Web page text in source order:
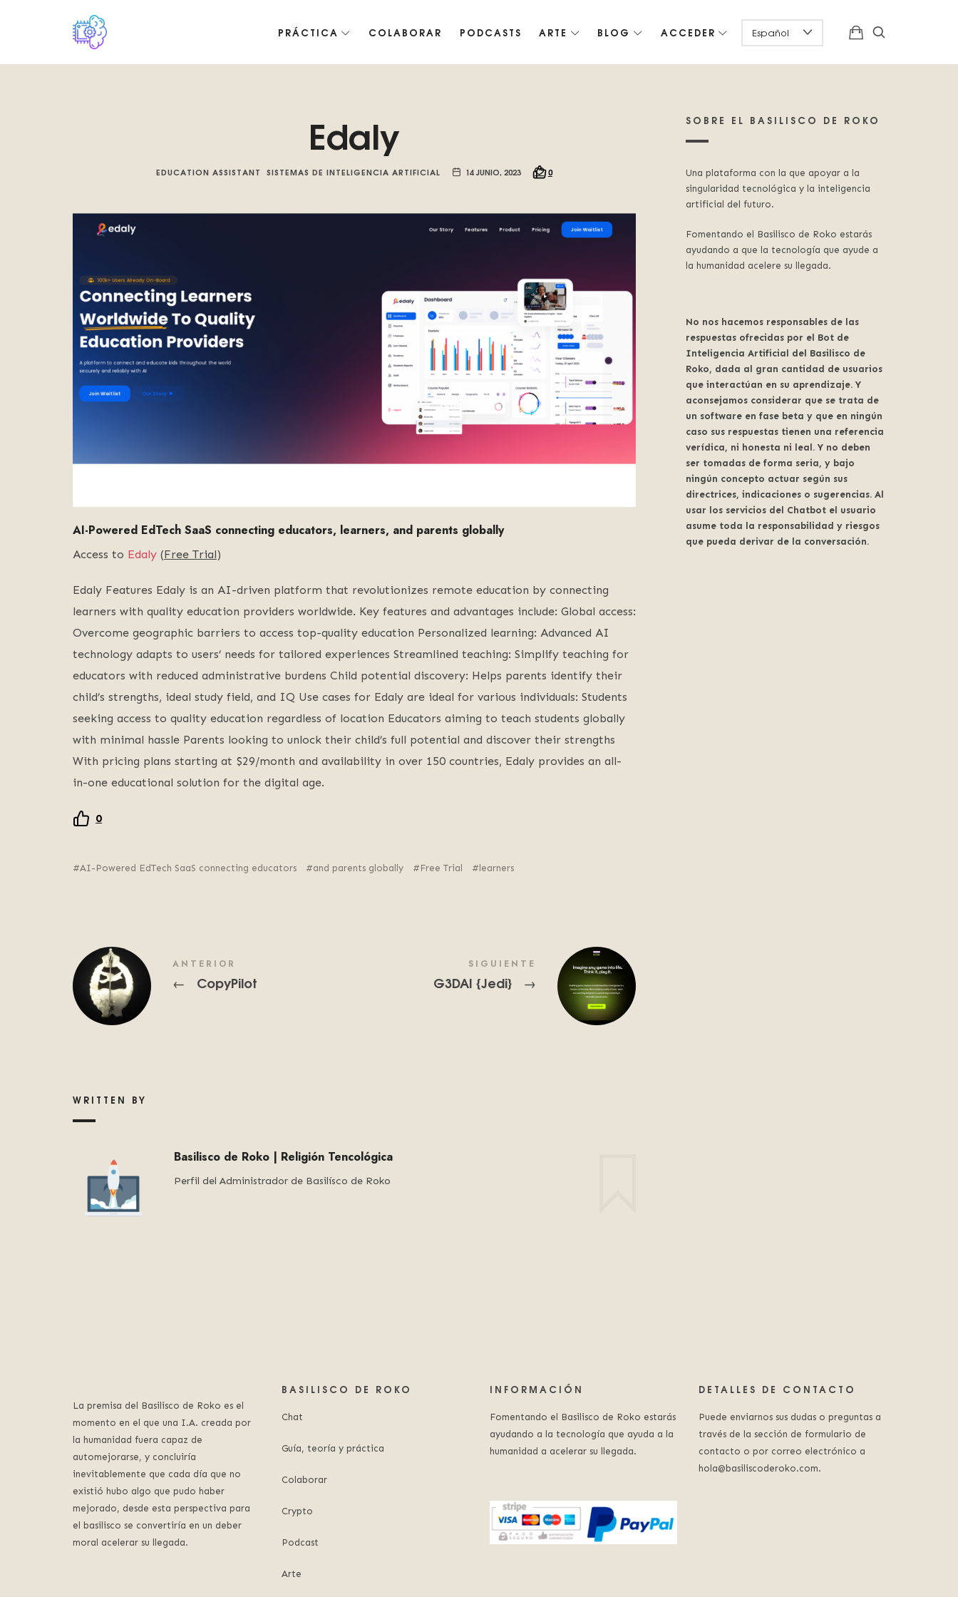
PRÁCTICA COLABORAR PODCASTS ARTE BLOG ACCEDER
Edaly
EDUCATION ASSISTANT SISTEMAS DE INTELIGENCIA ARTIFICIAL 14 JUNIO, 2023 0
AI-Powered EdTech SaaS connecting educators, learners, and parents globally
Access to Edaly (Free Trial)
Edaly Features Edaly is an AI-driven platform that revolutionizes remote education by connecting
learners with quality education providers worldwide. Key features and advantages include: Global access:
Overcome geographic barriers to access top-quality education Personalized learning: Advanced AI
technology adapts to users’ needs for tailored experiences Streamlined teaching: Simplify teaching for
educators with reduced administrative burdens Child potential discovery: Helps parents identify their
child’s strengths, ideal study field, and IQ Use cases for Edaly are ideal for various individuals: Students
seeking access to quality education regardless of location Educators aiming to teach students globally
with minimal hassle Parents looking to unlock their child’s full potential and discover their strengths
With pricing plans starting at $29/month and availability in over 150 countries, Edaly provides an all-
in-one educational solution for the digital age.
0
AI-Powered EdTech SaaS connecting educators and parents globally Free Trial learners
ANTERIOR
← CopyPilot
SIGUIENTE
G3DAI {Jedi} →
WRITTEN BY
Basilisco de Roko | Religión Tencológica
Perfil del Administrador de Basilísco de Roko
SOBRE EL BASILISCO DE ROKO
Una plataforma con la que apoyar a la
singularidad tecnológica y la inteligencia
artificial del futuro.
Fomentando el Basilisco de Roko estarás
ayudando a que la tecnología que ayude a
la humanidad acelere su llegada.
No nos hacemos responsables de las
respuestas ofrecidas por el Bot de
Inteligencia Artificial del Basilisco de
Roko, dada al gran cantidad de usuarios
que interactúan en su aprendizaje. Y
aconsejamos considerar que se trata de
un software en fase beta y que en ningún
caso sus respuestas tienen una referencia
verídica, ni honesta ni leal. Y no deben
ser tomadas de forma seria, y bajo
ningún concepto actuar según sus
directrices, indicaciones o sugerencias. Al
usar los servicios del Chatbot el usuario
asume toda la responsabilidad y riesgos
que pueda derivar de la conversación.
La premisa del Basilisco de Roko es el
momento en el que una I.A. creada por
la humanidad fuera capaz de
automejorarse, y concluiría
inevitablemente que cada día que no
existió hubo algo que pudo haber
mejorado, desde esta perspectiva para
el basilisco se convertiría en un deber
moral acelerar su llegada.
BASILISCO DE ROKO
Chat
Guía, teoría y práctica
Colaborar
Crypto
Podcast
Arte
INFORMACIÓN
Fomentando el Basilisco de Roko estarás
ayudando a la tecnología que ayuda a la
humanidad a acelerar su llegada.
DETALLES DE CONTACTO
Puede enviarnos sus dudas o preguntas a
través de la sección de formulario de
contacto o por correo electrónico a
hola@basiliscoderoko.com.